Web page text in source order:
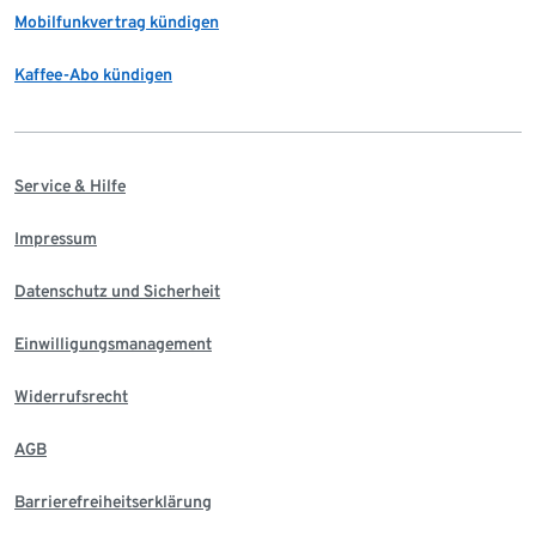
Mobilfunkvertrag kündigen
Kaffee-Abo kündigen
Service & Hilfe
Impressum
Datenschutz und Sicherheit
Einwilligungsmanagement
Widerrufsrecht
AGB
Barrierefreiheitserklärung